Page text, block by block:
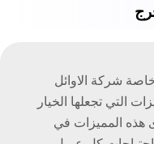
شركة الاوائل
التي تجعلها الخيار
هذه المميزات في